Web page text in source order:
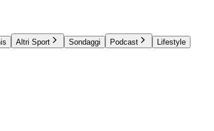
Altri Sport Sondaggi Podcast
Lifestyle